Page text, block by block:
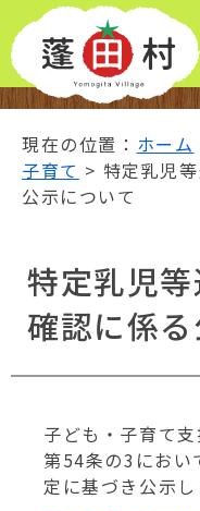
ビ
ゲ
ー
シ
ー
現在の位置： ホーム
子育て > 特定乳児
公示について
特定乳児
確認に係
子ども・子育て
第54条の3におい
定に基づき公示し